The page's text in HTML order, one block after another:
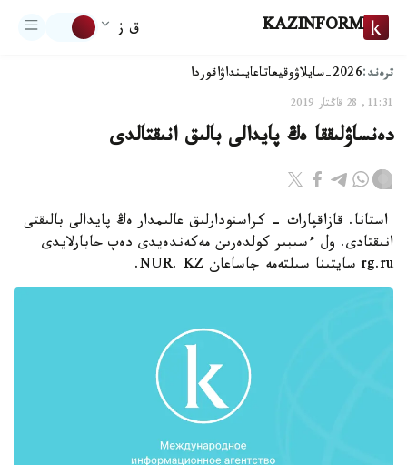
KAZINFORM ق ز
ترەند:2026-سايلاۋ وقيعاتاعايىنداۋاقوردا
11:31, 28 قاڭتار 2019
دەنساۋلىققا ەڭ پايدالى بالىق انىقتالدى
استانا. قازاقپارات - كراسنودارلىق عالىمدار ەڭ پايدالى بالىقتى
انىقتادى. ول ءسىبىر كولدەرىن مەكەندەيدى دەپ حابارلايدى
rg.ru سايتىنا سىلتەمە جاساعان NUR. KZ.